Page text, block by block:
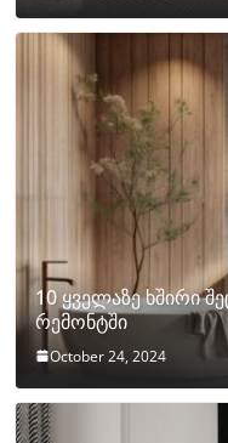
10 ყველაზე ხშირი
რემონტში
October 24, 2024